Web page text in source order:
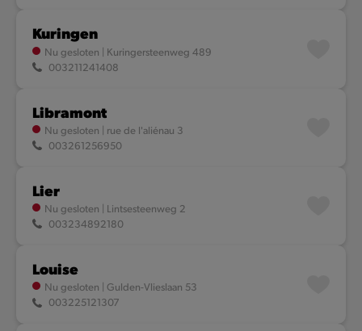
Kuringen
Nu gesloten | Kuringersteenweg 489
003211241408
Libramont
Nu gesloten
rue de l'aliénau 3
003261256950
Lier
Nu gesloten
Lintsesteenweg 2
003234892180
Louise
Nu gesloten
Gulden-Vlieslaan 53
003225121307